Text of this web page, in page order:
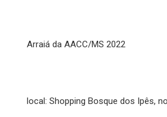
Arraiá da AACC/MS 2022
local: Shopping Bosque dos Ipês,